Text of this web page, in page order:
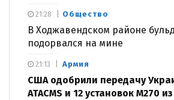
Общество
В Ходжавендском районе
подорвался на мине
21:28
Армия
США одобрили передачу
ATACMS и 12 установок M270
21:13